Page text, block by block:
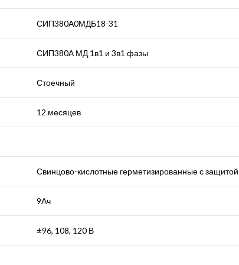
СИП380А0МДБ18-31
СИП380А МД 1в1 и 3в1 фазы
Стоечный
12 месяцев
Свинцово-кислотные герметизированные с защитой
9Ач
±96, 108, 120 В